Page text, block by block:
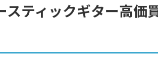
ティックギター高価